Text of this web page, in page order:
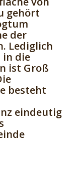
gehört
der
Lediglich
in die
ist Groß
besteht
eindeutig